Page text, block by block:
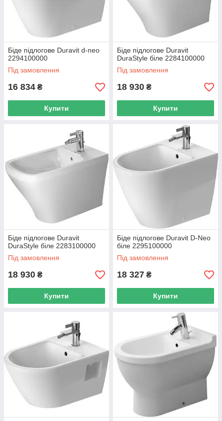
Біде підлогове Duravit d-neo
2294100000
Під замовлення
16 834 ₴
Купити
Біде підлогове Duravit
DuraStyle біле 2284100000
Під замовлення
18 930 ₴
Купити
Біде підлогове Duravit
DuraStyle біле 2283100000
Під замовлення
18 930 ₴
Купити
Біде підлогове Duravit D-Neo
біле 2295100000
Під замовлення
18 327 ₴
Купити